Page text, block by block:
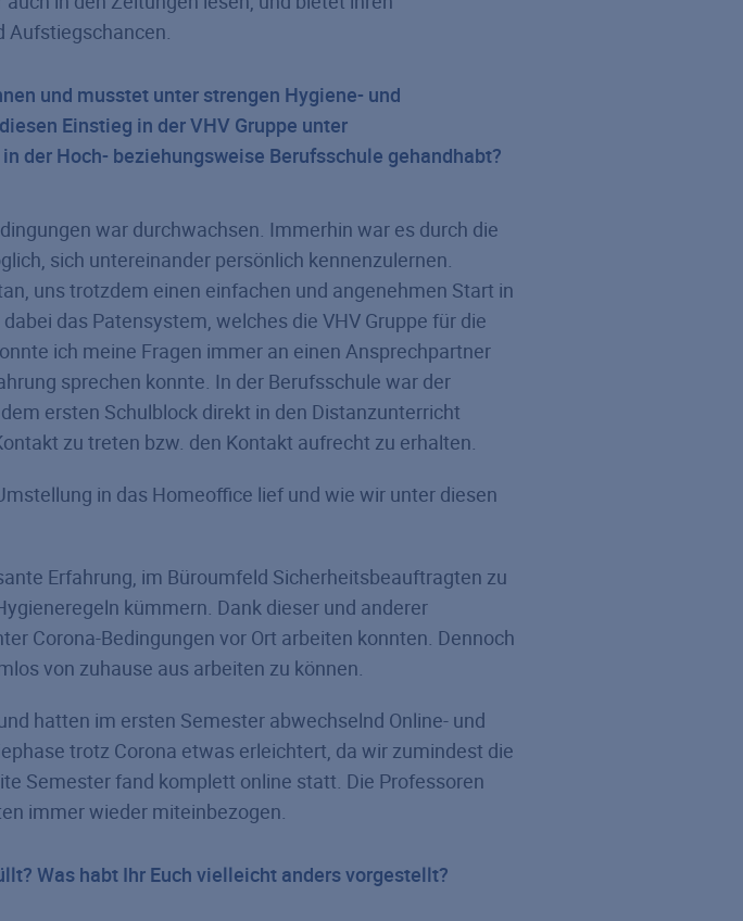
und musstet unter strengen Hygiene- und
Einstieg in der VHV Gruppe unter
der Hoch- beziehungsweise Berufsschule gehandhabt?
war durchwachsen. Immerhin war es durch die
sich untereinander persönlich kennenzulernen.
uns trotzdem einen einfachen und angenehmen Start in
das Patensystem, welches die VHV Gruppe für die
ich meine Fragen immer an einen Ansprechpartner
sprechen konnte. In der Berufsschule war der
ersten Schulblock direkt in den Distanzunterricht
zu treten bzw. den Kontakt aufrecht zu erhalten.
in das Homeoffice lief und wie wir unter diesen
Erfahrung, im Büroumfeld Sicherheitsbeauftragten zu
kümmern. Dank dieser und anderer
Corona-Bedingungen vor Ort arbeiten konnten. Dennoch
von zuhause aus arbeiten zu können.
hatten im ersten Semester abwechselnd Online- und
trotz Corona etwas erleichtert, da wir zumindest die
Semester fand komplett online statt. Die Professoren
immer wieder miteinbezogen.
Was habt Ihr Euch vielleicht anders vorgestellt?